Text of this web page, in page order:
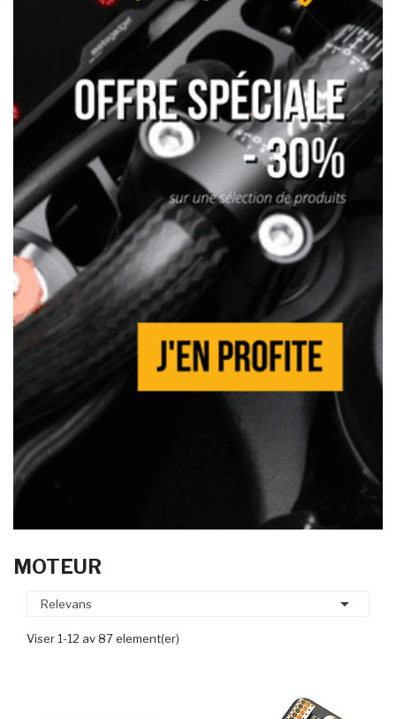
MOTEUR
Relevans 
Viser 1-12 av 87 element(er)